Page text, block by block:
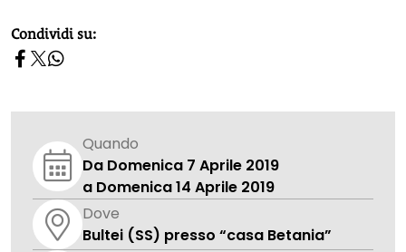
homepage h2
Condividi su:
Quando
Da Domenica 7 Aprile 2019
a Domenica 14 Aprile 2019
Dove
Bultei (SS) presso “casa Betania”